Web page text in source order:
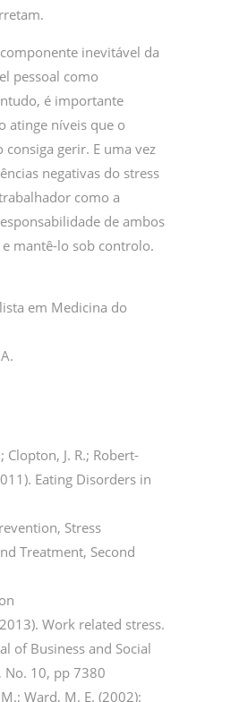
inevitável da
pessoal como
é importante
atinge níveis que o
gerir. E uma vez
negativas do stress
como a
de ambos
mantê-lo sob controlo.
em Medicina do
Clopton, J. R.; Robert­
Eating Disorders in
Stress
Treatment, Second
Work related stress.
of Business and Social
No. 10, pp 73­80
Ward, M. E. (2002):